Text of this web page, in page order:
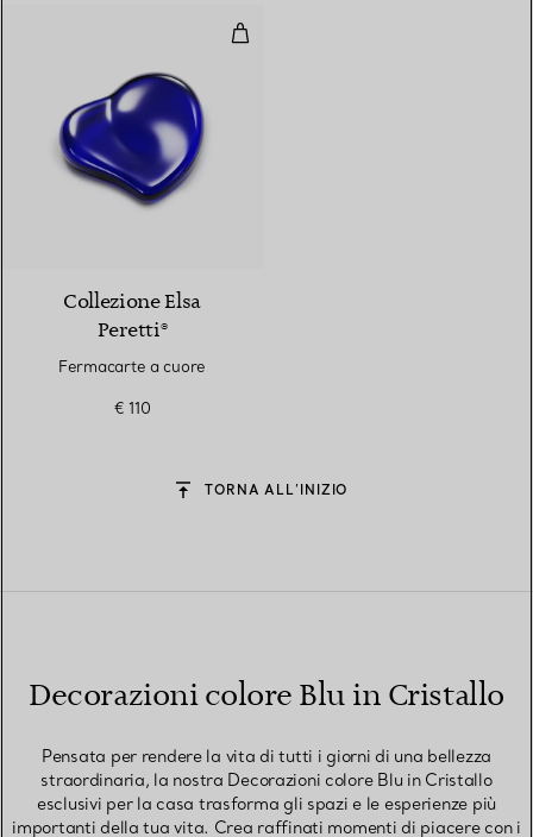
Fermacarte a cuore
Collezione Elsa
Peretti®
Fermacarte a cuore
€ 110
TORNA ALL’INIZIO
Decorazioni colore Blu in Cristallo
Pensata per rendere la vita di tutti i giorni di una bellezza
straordinaria, la nostra Decorazioni colore Blu in Cristallo
esclusivi per la casa trasforma gli spazi e le esperienze più
importanti della tua vita. Crea raffinati momenti di piacere con i